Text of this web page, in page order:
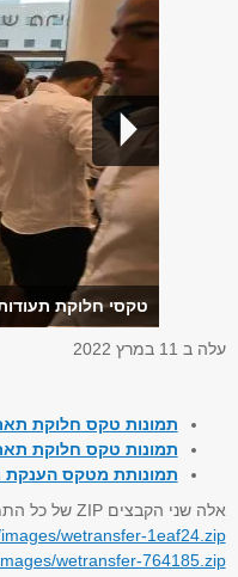
טקסי חלוקת תעודות
עלה ב 11 במרץ 2022
תמונות טקס חלוקת
תמונות טקס חלוקת
תמונותת מטקס הענקת
אלה שני הקבציםZIP של כל
wetransfer-1eaf24.zip
wetransfer-764185.zip